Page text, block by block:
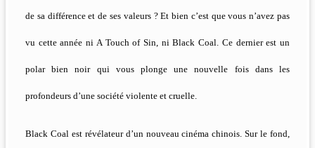
de sa différence et de ses valeurs ? Et bien c’est que vous n’avez pas
vu cette année ni A Touch of Sin, ni Black Coal. Ce dernier est un
polar bien noir qui vous plonge une nouvelle fois dans les
profondeurs d’une société violente et cruelle.
Black Coal est révélateur d’un nouveau cinéma chinois. Sur le fond,